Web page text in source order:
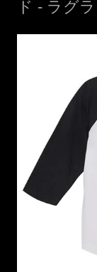
ド - ラグ